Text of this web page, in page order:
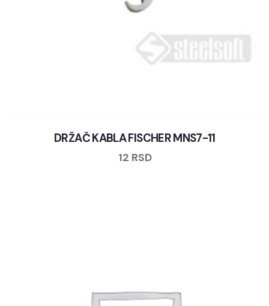
DRŽAČ KABLA FISCHER MNS7-11
12 RSD